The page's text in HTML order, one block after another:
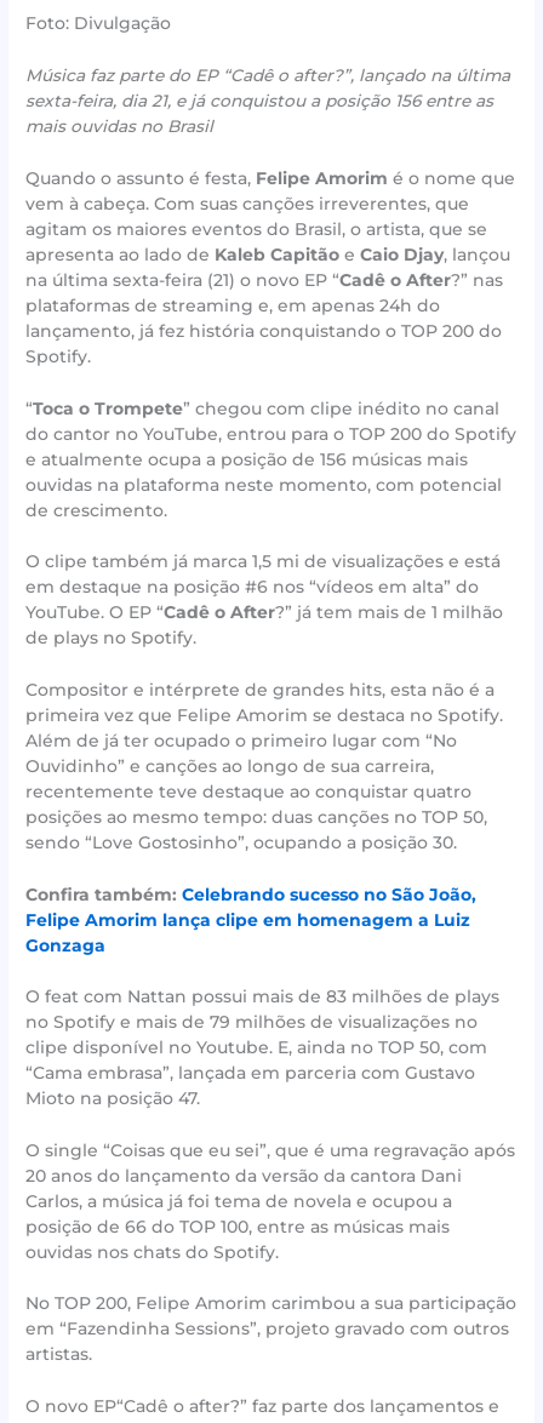
Foto: Divulgação
Música faz parte do EP “Cadê o after?”, lançado na última
sexta-feira, dia 21, e já conquistou a posição 156 entre as
mais ouvidas no Brasil
Quando o assunto é festa, Felipe Amorim é o nome que
vem à cabeça. Com suas canções irreverentes, que
agitam os maiores eventos do Brasil, o artista, que se
apresenta ao lado de Kaleb Capitão eCaio Djay, lançou
na última sexta-feira (21) o novo EP “Cadê o After?” nas
plataformas de streaming e, em apenas 24h do
lançamento, já fez história conquistando o TOP 200 do
Spotify.
“Toca o Trompete” chegou com clipe inédito no canal
do cantor no YouTube, entrou para o TOP 200 do Spotify
e atualmente ocupa a posição de 156 músicas mais
ouvidas na plataforma neste momento, com potencial
de crescimento.
O clipe também já marca 1,5 mi de visualizações e está
em destaque na posição #6 nos “vídeos em alta” do
YouTube. O EP “Cadê o After?” já tem mais de 1 milhão
de plays no Spotify.
Compositor e intérprete de grandes hits, esta não é a
primeira vez que Felipe Amorim se destaca no Spotify.
Além de já ter ocupado o primeiro lugar com “No
Ouvidinho” e canções ao longo de sua carreira,
recentemente teve destaque ao conquistar quatro
posições ao mesmo tempo: duas canções no TOP 50,
sendo “Love Gostosinho”, ocupando a posição 30.
Confira também:Celebrando sucesso no São João,
Felipe Amorim lança clipe em homenagem a Luiz
Gonzaga
O feat com Nattan possui mais de 83 milhões de plays
no Spotify e mais de 79 milhões de visualizações no
clipe disponível no Youtube. E, ainda no TOP 50, com
“Cama embrasa”, lançada em parceria com Gustavo
Mioto na posição 47.
O single “Coisas que eu sei”, que é uma regravação após
20 anos do lançamento da versão da cantora Dani
Carlos, a música já foi tema de novela e ocupou a
posição de 66 do TOP 100, entre as músicas mais
ouvidas nos chats do Spotify.
No TOP 200, Felipe Amorim carimbou a sua participação
em “Fazendinha Sessions”, projeto gravado com outros
artistas.
O novo EP“Cadê o after?” faz parte dos lançamentos e